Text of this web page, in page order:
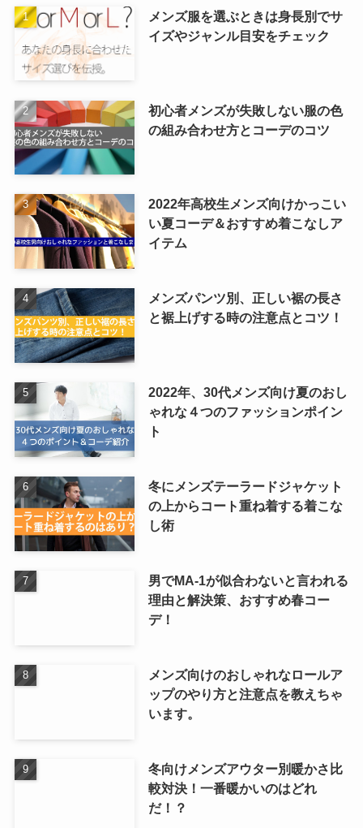
メンズ服を選ぶときは身長別でサ
イズやジャンル目安をチェック
初心者メンズが失敗しない服の色
の組み合わせ方とコーデのコツ
2022年高校生メンズ向けかっこい
い夏コーデ＆おすすめ着こなしア
イテム
メンズパンツ別、正しい裾の長さ
と裾上げする時の注意点とコツ！
2022年、30代メンズ向け夏のおし
ゃれな４つのファッションポイン
ト
冬にメンズテーラードジャケット
の上からコート重ね着する着こな
し術
男でMA-1が似合わないと言われる
理由と解決策、おすすめ春コー
デ！
メンズ向けのおしゃれなロールア
ップのやり方と注意点を教えちゃ
います。
冬向けメンズアウター別暖かさ比
較対決！一番暖かいのはどれ
だ！？